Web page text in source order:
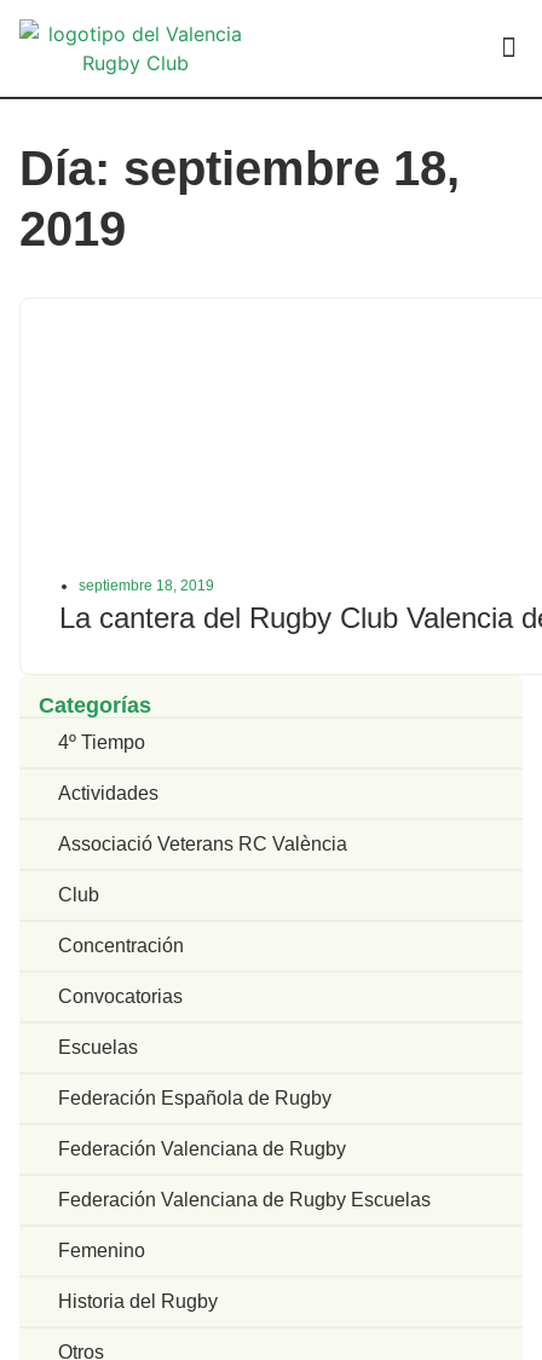
Día: septiembre 18,
2019
septiembre 18, 2019
La cantera del Rugby Club Valencia
Categorías
4º Tiempo
Actividades
Associació Veterans RC València
Club
Concentración
Convocatorias
Escuelas
Federación Española de Rugby
Federación Valenciana de Rugby
Federación Valenciana de Rugby Escuelas
Femenino
Historia del Rugby
Otros